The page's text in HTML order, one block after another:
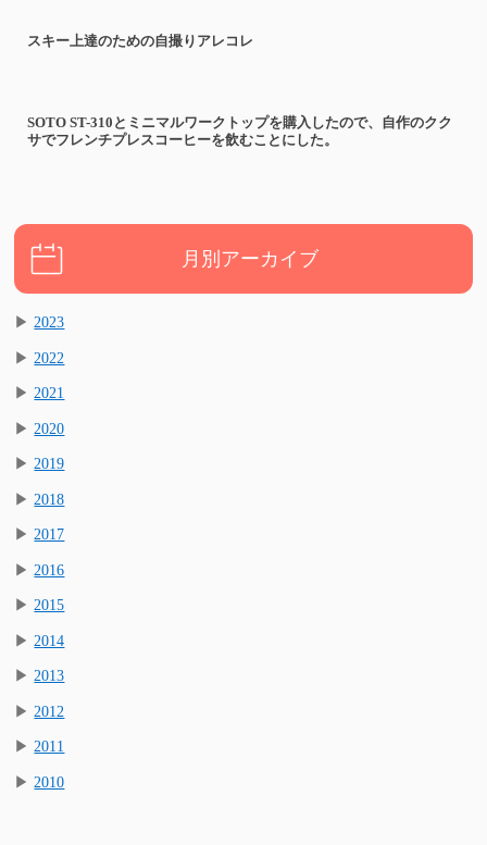
スキー上達のための自撮りアレコレ
SOTO ST-310とミニマルワークトップを購入したので、自作のクク
サでフレンチプレスコーヒーを飲むことにした。
月別アーカイブ
▶ 2023
▶ 2022
▶ 2021
▶ 2020
▶ 2019
▶ 2018
▶ 2017
▶ 2016
▶ 2015
▶ 2014
▶ 2013
▶ 2012
▶ 2011
▶ 2010